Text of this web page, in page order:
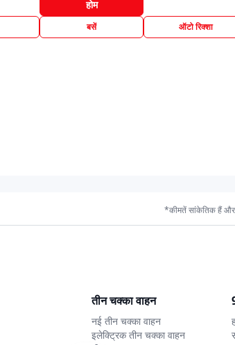
होम
बसें ऑटो रिक्शा
*कीमतें सांकेतिक हैं
तीन चक्का वाहन
नई तीन चक्का वाहन
इलेक्ट्रिक तीन चक्का वाहन